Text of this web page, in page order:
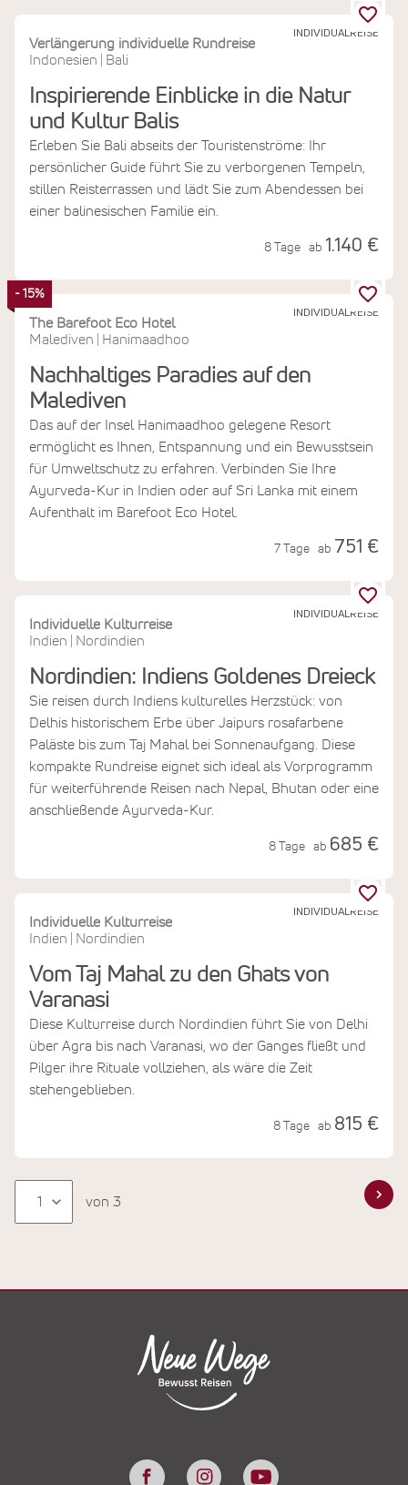
INDIVIDUALREISE
Verlängerung individuelle Rundreise
Indonesien
Bali
Inspirierende Einblicke in die Natur
und Kultur Balis
Erleben Sie Bali abseits der Touristenströme: Ihr
persönlicher Guide führt Sie zu verborgenen Tempeln,
stillen Reisterrassen und lädt Sie zum Abendessen bei
einer balinesischen Familie ein.
8 Tage ab 1.140 €
INDIVIDUALREISE
- 15%
The Barefoot Eco Hotel
Malediven
Hanimaadhoo
Nachhaltiges Paradies auf den
Malediven
Das auf der Insel Hanimaadhoo gelegene Resort
ermöglicht es Ihnen, Entspannung und ein Bewusstsein
für Umweltschutz zu erfahren. Verbinden Sie Ihre
Ayurveda-Kur in Indien oder auf Sri Lanka mit einem
Aufenthalt im Barefoot Eco Hotel.
7 Tage ab 751 €
INDIVIDUALREISE
Individuelle Kulturreise
Indien
Nordindien
Nordindien: Indiens Goldenes Dreieck
Sie reisen durch Indiens kulturelles Herzstück: von
Delhis historischem Erbe über Jaipurs rosafarbene
Paläste bis zum Taj Mahal bei Sonnenaufgang. Diese
kompakte Rundreise eignet sich ideal als Vorprogramm
für weiterführende Reisen nach Nepal, Bhutan oder eine
anschließende Ayurveda-Kur.
8 Tage ab 685 €
INDIVIDUALREISE
Individuelle Kulturreise
Indien
Nordindien
Vom Taj Mahal zu den Ghats von
Varanasi
Diese Kulturreise durch Nordindien führt Sie von Delhi
über Agra bis nach Varanasi, wo der Ganges fließt und
Pilger ihre Rituale vollziehen, als wäre die Zeit
stehengeblieben.
8 Tage ab 815 €
von 3